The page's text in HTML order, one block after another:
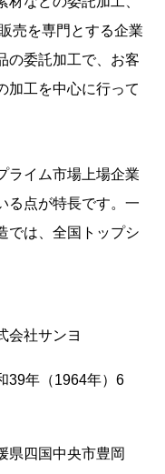
売を専門とする企業
の委託加工で、お客
加工を中心に行って
ライム市場上場企業
る点が特長です。一
では、全国トップシ
会社サンヨ
39年（1964年）6
県四国中央市豊岡